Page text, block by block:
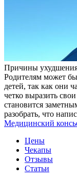
Причины
Родителям может
детей, так как они
четко выразить
становится
разобрать, что
Медицинский
Цены
Чекапы
Отзывы
Статьи